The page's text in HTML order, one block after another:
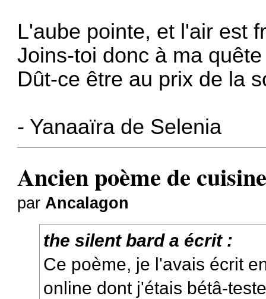
L'aube pointe, et l'air est
Joins-toi donc à ma
Dût-ce être au prix de la
- Yanaaïra de Selenia
Ancien poème de
par Ancalagon
the silent bard a écrit :
Ce poème, je l'avais écrit
online dont j'étais bétâ-